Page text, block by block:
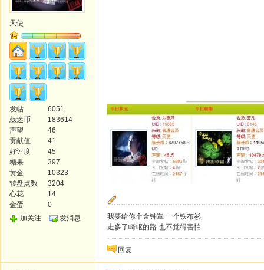
天使
发帖
6051
蕊迷币
183614
声望
46
贡献值
41
好评度
45
糖果
397
黄金
10323
转盘点数
3204
心花
14
金蛋
0
加关注
发消息
我要给你个金钟罩 一个铁布衫
走多了崎岖的路 也不觉得害怕
回复